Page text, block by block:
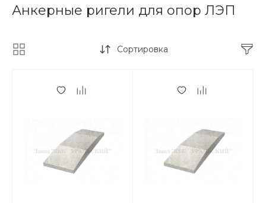
Анкерные ригели для опор ЛЭП
Сортировка